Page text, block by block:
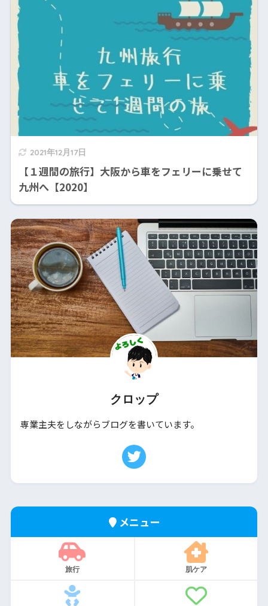
2021年12月17日
【１週間の旅行】大阪から車をフェリーに乗せて
九州へ【2020】
クロップ
専業主夫をしながらブログを書いています。
メニュー
旅行 肌ケア